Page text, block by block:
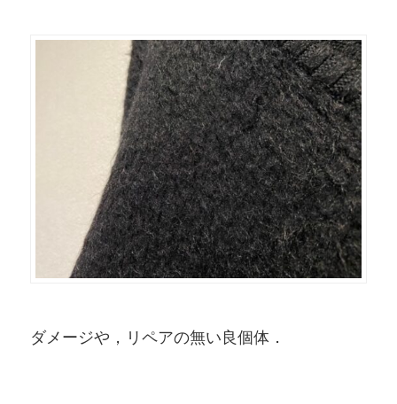
ダメージや，リペアの無い良個体．